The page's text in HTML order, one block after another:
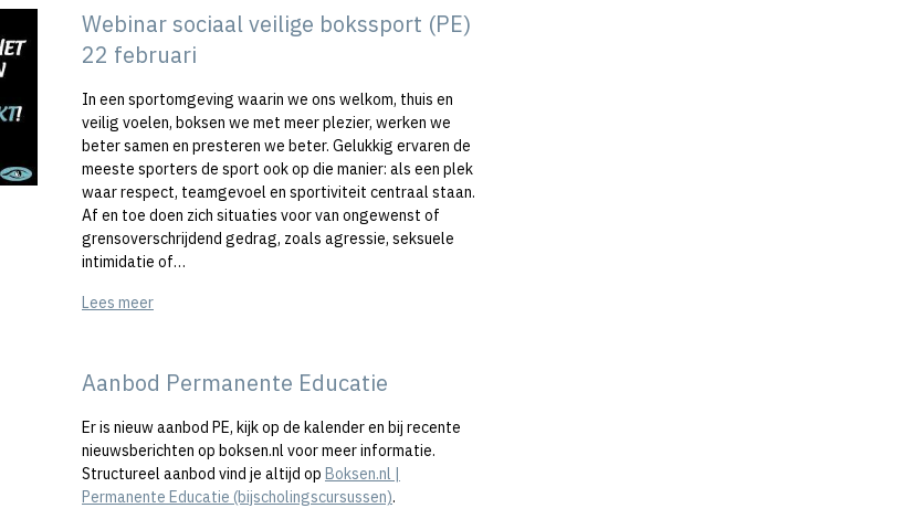
Webinar sociaal veilige bokssport (PE)
22 februari
In een sportomgeving waarin we ons welkom, thuis en
veilig voelen, boksen we met meer plezier, werken we
beter samen en presteren we beter. Gelukkig ervaren de
meeste sporters de sport ook op die manier: als een plek
waar respect, teamgevoel en sportiviteit centraal staan.
Af en toe doen zich situaties voor van ongewenst of
grensoverschrijdend gedrag, zoals agressie, seksuele
intimidatie of…
Lees meer
Aanbod Permanente Educatie
Er is nieuw aanbod PE, kijk op de kalender en bij recente
nieuwsberichten op boksen.nl voor meer informatie.
Structureel aanbod vind je altijd op Boksen.nl |
Permanente Educatie (bijscholingscursussen).